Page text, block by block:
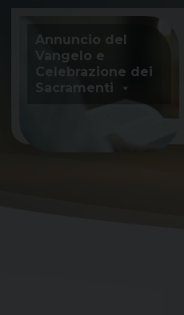
content
Annuncio del
Vangelo e
Celebrazione dei
Sacramenti